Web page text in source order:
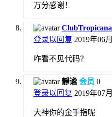
万分感谢！
ClubTropicana
登录以回复 2019年06
咋看不见代码？
靜谧 会员 0
登录以回复 2019年07
大神你的金手指呢